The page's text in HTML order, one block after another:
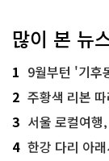
많이 본 뉴
1 9월부턴 '기후
2 주황색 리본 따라
3 서울 로컬여
4 한강 다리 아